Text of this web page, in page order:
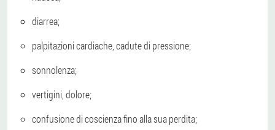
diarrea;
palpitazioni cardiache, cadute di pressione;
sonnolenza;
vertigini, dolore;
confusione di coscienza fino alla sua perdita;